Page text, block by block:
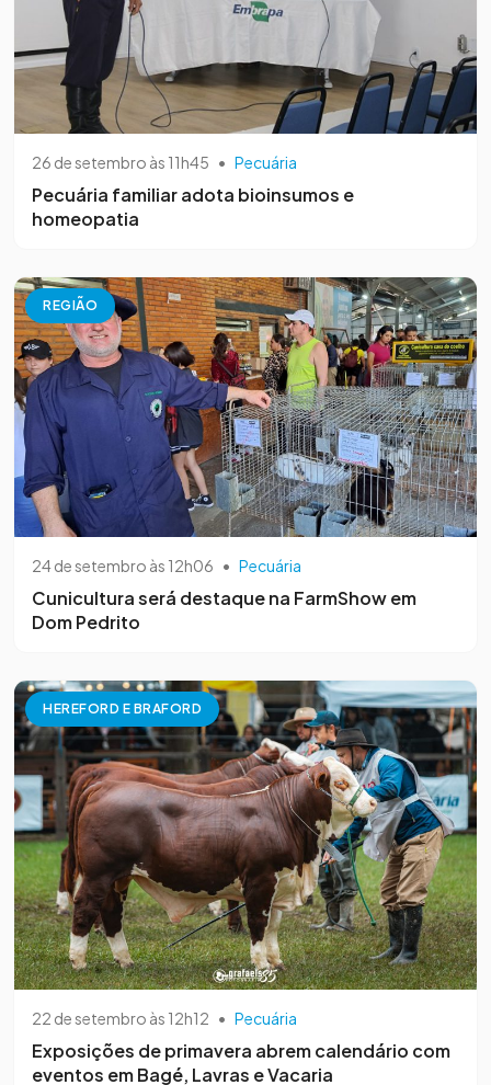
26 de setembro às 11h45 • Pecuária
Pecuária familiar adota bioinsumos e
homeopatia
REGIÃO
24 de setembro às 12h06 • Pecuária
Cunicultura será destaque na FarmShow em
Dom Pedrito
HEREFORD E BRAFORD
22 de setembro às 12h12 • Pecuária
Exposições de primavera abrem calendário com
eventos em Bagé, Lavras e Vacaria